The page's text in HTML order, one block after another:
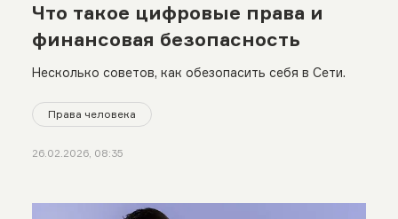
Что такое цифровые права и
финансовая безопасность
Несколько советов, как обезопасить себя в Сети.
Права человека
26.02.2026, 08:35